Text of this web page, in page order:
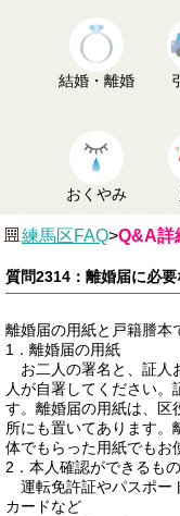
結婚・離婚
おくやみ
練馬区FAQ>Q&A詳
質問2314：離婚届に必
離婚届の用紙と戸籍謄本
1．離婚届の用紙
お二人の署名と、証人
人が自署してください
す。離婚届の用紙は、区
所にも置いてあります。
体でもらった用紙でもお
2．本人確認ができるもの
運転免許証やパスポー
カードなど